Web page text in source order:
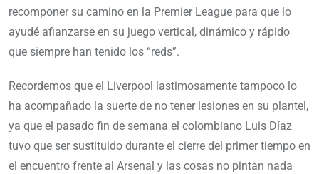
recomponer su camino en la Premier League para que lo
ayudé afianzarse en su juego vertical, dinámico y rápido
que siempre han tenido los “reds”.
Recordemos que el Liverpool lastimosamente tampoco lo
ha acompañado la suerte de no tener lesiones en su plantel,
ya que el pasado fin de semana el colombiano Luis Díaz
tuvo que ser sustituido durante el cierre del primer tiempo en
el encuentro frente al Arsenal y las cosas no pintan nada